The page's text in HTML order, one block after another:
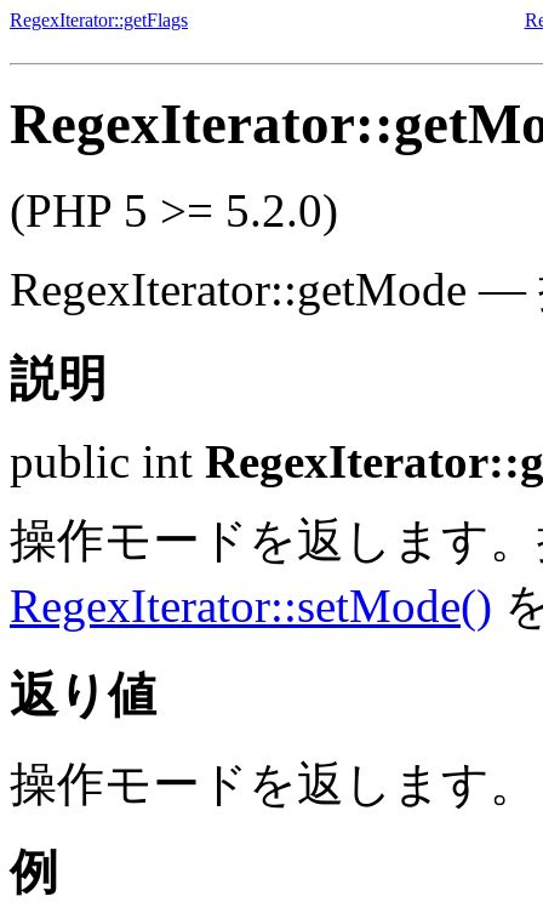
RegexIterator::getFlags
(PHP 5 >= 5.2.0)
RegexIterator::getMode —
説明
public int
操作モードを返します
RegexIterator::setMode()
返り値
操作モードを返します。
例